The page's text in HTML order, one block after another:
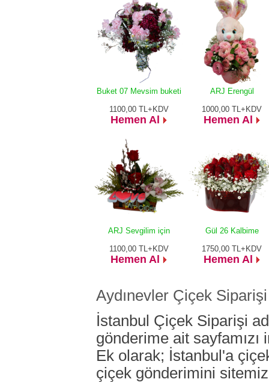
Buket 07 Mevsim buketi
1100,00 TL+KDV
Hemen Al
ARJ Erengül
1000,00 TL+KDV
Hemen Al
ARJ Sevgilim için
1100,00 TL+KDV
Hemen Al
Gül 26 Kalbime
1750,00 TL+KDV
Hemen Al
Aydınevler Çiçek Siparişi
İstanbul Çiçek Siparişi
gönderime ait sayfamızı
Ek olarak; İstanbul'a
çiçek gönderimini